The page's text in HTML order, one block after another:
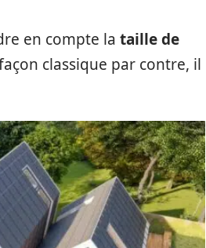
en compte la taille de
classique par contre, il